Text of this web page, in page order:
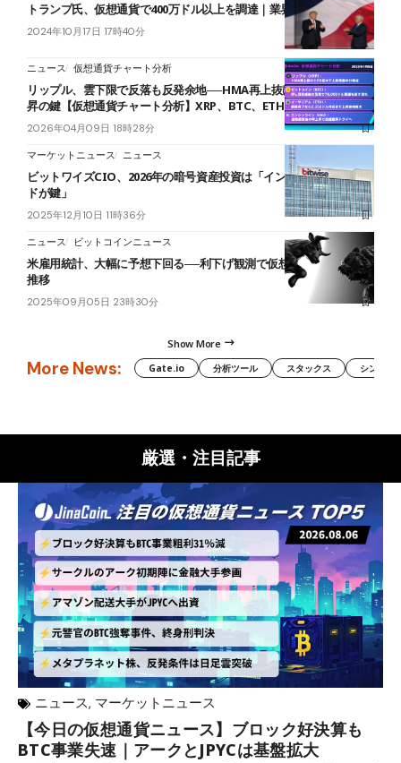
トランプ氏、仮想通貨で400万ドル以上を調達｜業界からの厚い支援
2024年10月17日 17時40分
ニュース 仮想通貨チャート分析
リップル、雲下限で反落も反発余地──HMA再上抜けとBB拡大が上
昇の鍵【仮想通貨チャート分析】XRP、BTC、ETH、ENJ
2026年04月09日 18時28分
マーケットニュース ニュース
ビットワイズCIO、2026年の暗号資産投資は「インデックスファン
ドが鍵」
2025年12月10日 11時36分
ニュース ビットコインニュース
米雇用統計、大幅に予想下回る──利下げ観測で仮想通貨市場は堅調
推移
2025年09月05日 23時30分
Show More
More News: Gate.io 分析ツール スタックス シンボル
厳選・注目記事
ニュース, マーケットニュース
【今日の仮想通貨ニュース】ブロック好決算も
BTC事業失速｜アークとJPYCは基盤拡大